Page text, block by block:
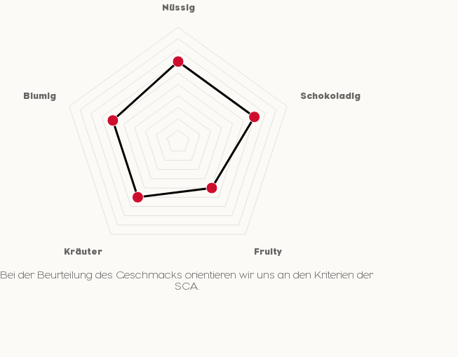
Bei der Beurteilung des Geschmacks orientieren wir uns an den Kriterien der
SCA.